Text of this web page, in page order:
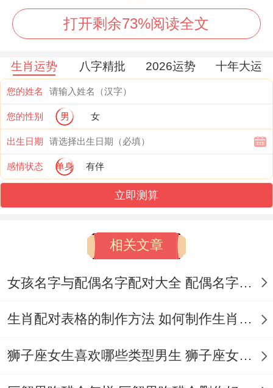
成功例子：某直播电商公司中属鸡的运营总
售额...
隐秘的贵人磁场:生肖羊、非传统组合的突破
性。羊的未土跟蛇的巳火虽无直截了当相合.
但指出:“属羊人的主动性弥补属蛇人惰性,成
了动静平衡”。
合作效益在创意产业（如广告、设计）中属
出高溢价产品。
危机中的救星:生肖鼠- 细节控与大局观融合
擅长风险预警（提到“属鼠人帮助属蛇人把
握细节机遇”）！
打开剩余73%阅读全文
生肖运势 八字精批 2026运势 十年大运
您的姓名
您的性别 男 女
出生日期
感情状态 单身 有伴
立即测算
相关文章
女孩名字与配偶名字配对大全 配偶名字配对女孩版
生肖配对表格的制作方法 如何制作生肖配对表格
狮子座女生喜欢哪些类型男生 狮子座女生喜欢哪种男生